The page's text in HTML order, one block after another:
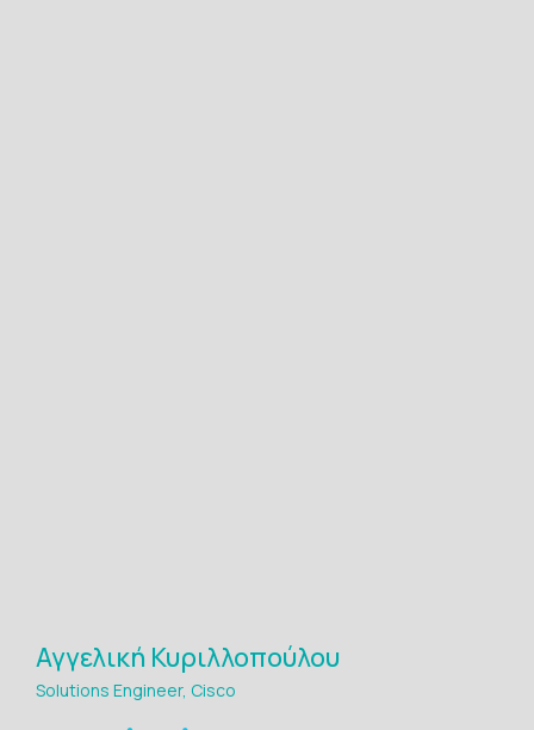
Αγγελική Κυριλλοπούλου
Solutions Engineer, Cisco